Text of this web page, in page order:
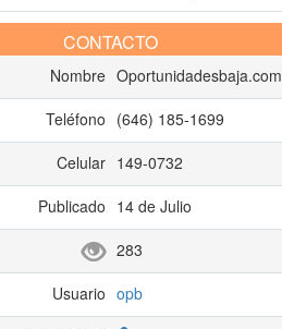
CONTACTO
Nombre Oportunidadesbaja.com
Teléfono (646) 185-1699
Celular 149-0732
Publicado 14 de Julio
283
Usuario opb